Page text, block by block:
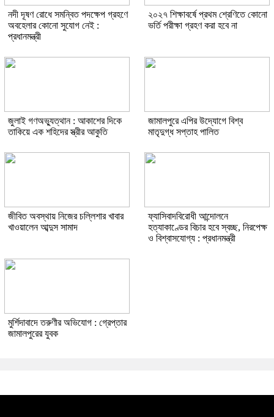
নদী দূষণ রোধে সমন্বিত পদক্ষেপ গ্রহণে
অবহেলার কোনো সুযোগ নেই :
প্রধানমন্ত্রী
২০২৭ শিক্ষাবর্ষে প্রথম শ্রেণিতে কোনো
ভর্তি পরীক্ষা গ্রহণ করা হবে না
জুলাই গণঅভ্যুত্থান : আকাশের দিকে
তাকিয়ে এক শহিদের স্ত্রীর আকুতি
জামালপুরে এপির উদ্যোগে বিশ্ব
মাতৃদুগ্ধ সপ্তাহ পালিত
জীবিত অবস্থায় নিজের চল্লিশার খাবার
খাওয়ালেন আব্দুস সামাদ
ফ্যাসিবাদবিরোধী আন্দোলনে
হত্যাকাণ্ডের বিচার হবে স্বচ্ছ, নিরপেক্ষ
ও বিশ্বাসযোগ্য : প্রধানমন্ত্রী
মুর্শিদাবাদে তরুণীর অভিযোগ : গ্রেপ্তার
জামালপুরের যুবক